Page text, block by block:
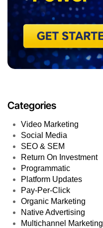
Categories
Video Marketing
Social Media
SEO & SEM
Return On Investment
Programmatic
Platform Updates
Pay-Per-Click
Organic Marketing
Native Advertising
Multichannel Marketing